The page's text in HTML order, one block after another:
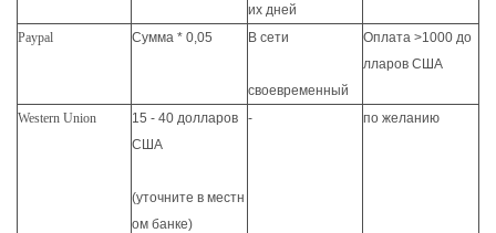
их дней
Paypal Сумма * 0,05 В сети
своевременный
Оплата >1000 до
лларов США
Western Union
15 - 40 долларов
США
(уточните в местн
ом банке)
- по желанию